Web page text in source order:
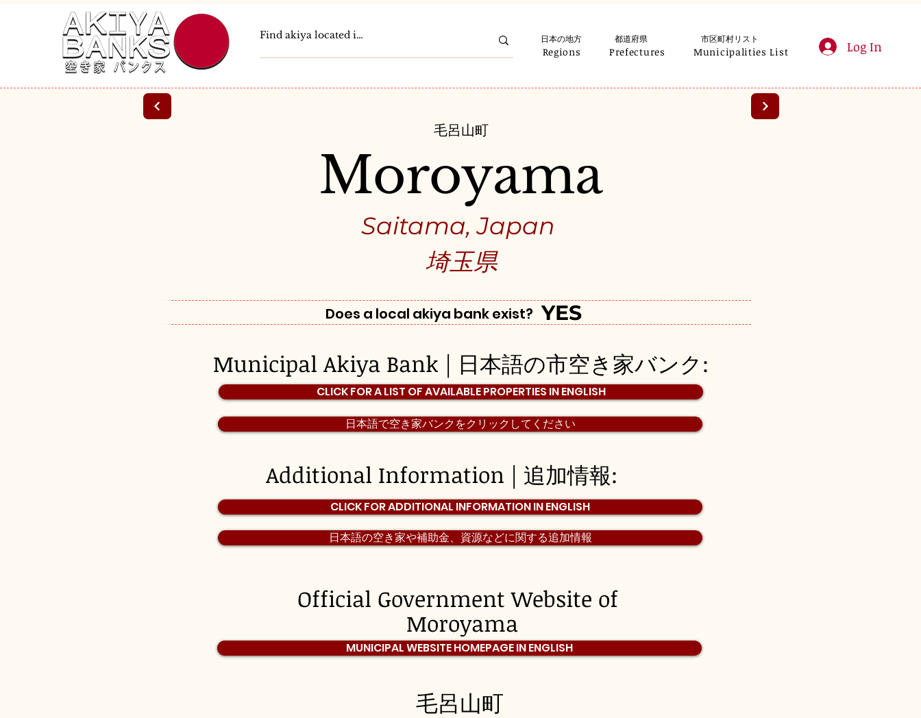
Regions Prefectures Municipalities List Log In
日本の地方 都道府県 市区町村リスト
毛呂山町
Official Government Website of
CLICK FOR ADDITIONAL INFORMATION IN ENGLISH
CLICK FOR A LIST OF AVAILABLE PROPERTIES IN ENGLISH
Saitama, Japan
Additional Information | 追加情報:
Municipal Akiya Bank | 日本語の市空き家バンク:
Moroyama
Does a local akiya bank exist?
日本語で空き家バンクをクリックしてください
日本語の空き家や補助金、資源などに関する追加情報
埼玉県
YES
Moroyama
MUNICIPAL WEBSITE HOMEPAGE IN ENGLISH
毛呂山町